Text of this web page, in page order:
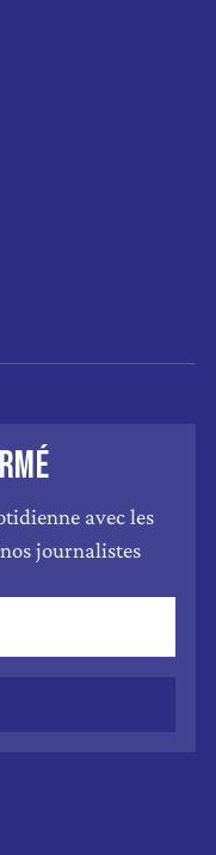
avec les
journalistes